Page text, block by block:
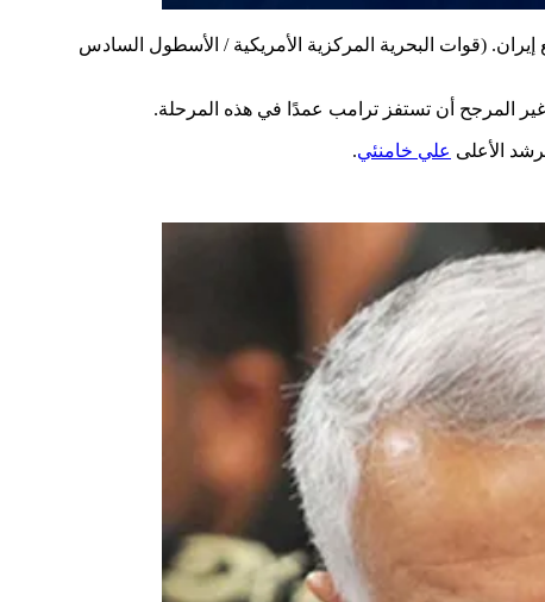
(قوات البحرية المركزية الأمريكية / الأسطول السادس
المرجح أن تستفز ترامب عمدًا في هذه المرحلة.
الأعلى علي خامنئي.